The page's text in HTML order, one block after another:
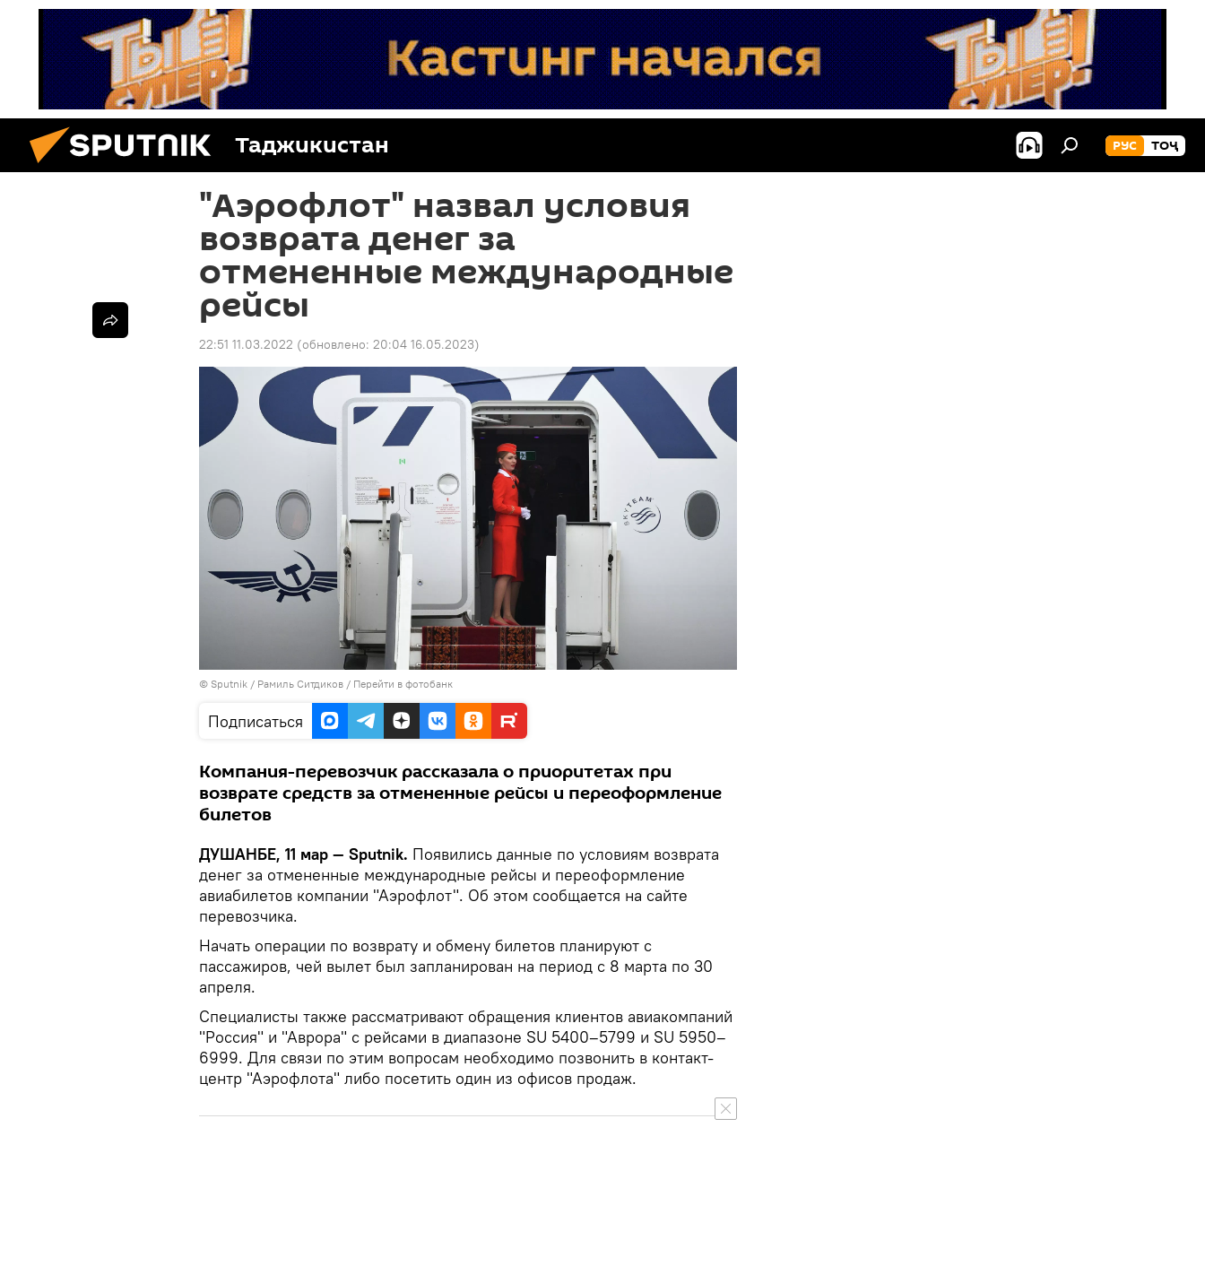
Таджикистан РУС ТОҶ
"Аэрофлот" назвал условия
возврата денег за
отмененные международные
рейсы
22:51 11.03.2022 (обновлено: 20:04 16.05.2023)
© Sputnik / Рамиль Ситдиков / Перейти в фотобанк
Подписаться
Компания-перевозчик рассказала о приоритетах при
возврате средств за отмененные рейсы и переоформление
билетов
ДУШАНБЕ, 11 мар — Sputnik. Появились данные по условиям возврата
денег за отмененные международные рейсы и переоформление
авиабилетов компании "Аэрофлот". Об этом сообщается на сайте
перевозчика.
Начать операции по возврату и обмену билетов планируют с
пассажиров, чей вылет был запланирован на период с 8 марта по 30
апреля.
Специалисты также рассматривают обращения клиентов авиакомпаний
"Россия" и "Аврора" с рейсами в диапазоне SU 5400–5799 и SU 5950–
6999. Для связи по этим вопросам необходимо позвонить в контакт-
центр "Аэрофлота" либо посетить один из офисов продаж.